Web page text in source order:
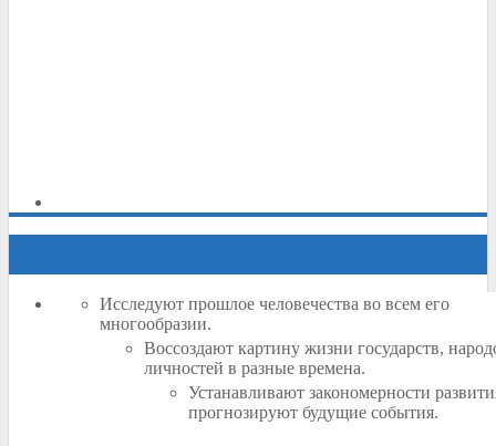
›
‹
Исследуют прошлое человечества во всем его
многообразии.
Воссоздают картину жизни государств,
личностей в разные времена.
Устанавливают закономерности
прогнозируют будущие события.